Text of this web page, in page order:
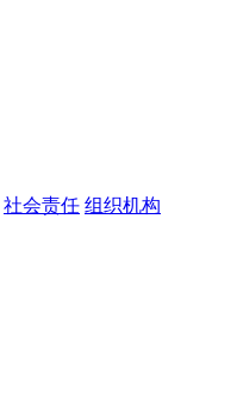
社会责任 组织机构